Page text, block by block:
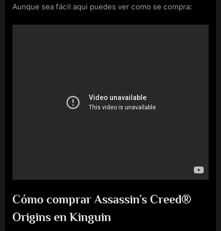
Aunque sea fácil aqui puedes ver como se compra:
Cómo comprar Assassin’s Creed®
Origins en Kinguin